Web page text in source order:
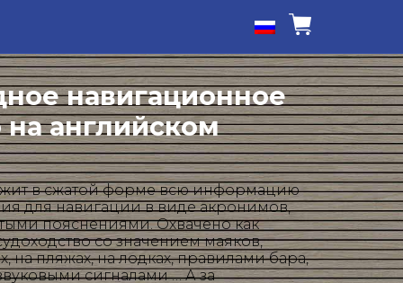
навигационное
на английском
в сжатой форме всю информацию
для навигации в виде акронимов,
пояснениями. Охвачено как
со значением маяков,
на пляжах, на лодках, правилами бара,
сигналами … А за